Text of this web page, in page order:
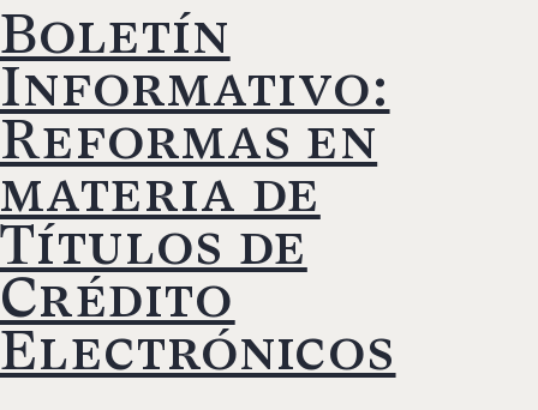
Boletín
Informativo:
Reformas en
materia de
Títulos de
Crédito
Electrónicos